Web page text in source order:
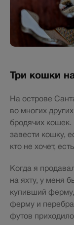
Три кошки
На острове
во многих
бродячих кошек.
завести кошку,
кто не хочет,
Когда я
на яхту, у меня
купивший
ферму и
футов